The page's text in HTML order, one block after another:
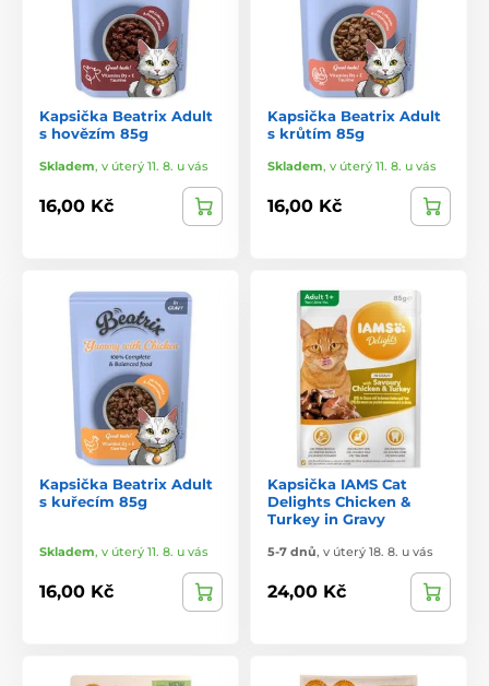
Kapsička Beatrix Adult
s hovězím 85g
Skladem, v úterý 11. 8. u vás
16,00 Kč
Kapsička Beatrix Adult
s krůtím 85g
Skladem, v úterý 11. 8. u vás
16,00 Kč
Kapsička Beatrix Adult
s kuřecím 85g
Skladem, v úterý 11. 8. u vás
16,00 Kč
Kapsička IAMS Cat
Delights Chicken &
Turkey in Gravy
5-7 dnů, v úterý 18. 8. u vás
24,00 Kč